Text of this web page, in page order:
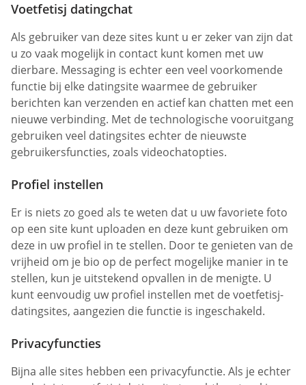
Voetfetisj datingchat
Als gebruiker van deze sites kunt u er zeker van zijn dat
u zo vaak mogelijk in contact kunt komen met uw
dierbare. Messaging is echter een veel voorkomende
functie bij elke datingsite waarmee de gebruiker
berichten kan verzenden en actief kan chatten met een
nieuwe verbinding. Met de technologische vooruitgang
gebruiken veel datingsites echter de nieuwste
gebruikersfuncties, zoals videochatopties.
Profiel instellen
Er is niets zo goed als te weten dat u uw favoriete foto
op een site kunt uploaden en deze kunt gebruiken om
deze in uw profiel in te stellen. Door te genieten van de
vrijheid om je bio op de perfect mogelijke manier in te
stellen, kun je uitstekend opvallen in de menigte. U
kunt eenvoudig uw profiel instellen met de voetfetisj-
datingsites, aangezien die functie is ingeschakeld.
Privacyfuncties
Bijna alle sites hebben een privacyfunctie. Als je echter